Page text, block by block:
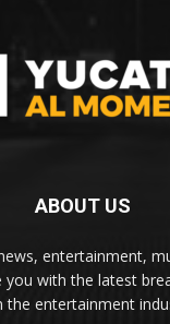
ABOUT US
entertainment,
you with the latest
entertainment